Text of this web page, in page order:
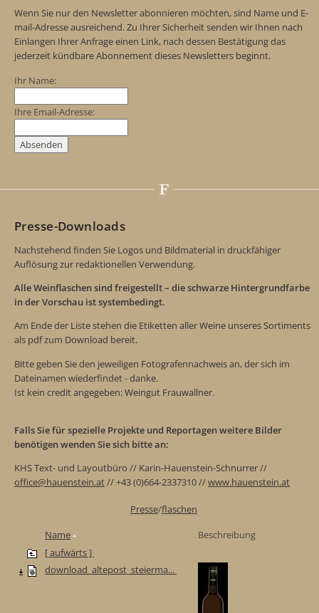
Wenn Sie nur den Newsletter abonnieren möchten, sind Name und E-
mail-Adresse ausreichend. Zu Ihrer Sicherheit senden wir Ihnen nach
Einlangen Ihrer Anfrage einen Link, nach dessen Bestätigung das
jederzeit kündbare Abonnement dieses Newsletters beginnt.
Ihr Name:
Ihre Email-Adresse:
Presse-Downloads
Nachstehend finden Sie Logos und Bildmaterial in druckfähiger
Auflösung zur redaktionellen Verwendung.
Alle Weinflaschen sind freigestellt – die schwarze Hintergrundfarbe
in der Vorschau ist systembedingt.
Am Ende der Liste stehen die Etiketten aller Weine unseres Sortiments
als pdf zum Download bereit.
Bitte geben Sie den jeweiligen Fotografennachweis an, der sich im
Dateinamen wiederfindet - danke.
Ist kein credit angegeben: Weingut Frauwallner.
Falls Sie für spezielle Projekte und Reportagen weitere Bilder
benötigen wenden Sie sich bitte an:
KHS Text- und Layoutbüro // Karin-Hauenstein-Schnurrer //
office@hauenstein.at// +43 (0)664-2337310 //www.hauenstein.at
Presse/flaschen
Name
Beschreibung
[ aufwärts ]
download_altepost_steierma...